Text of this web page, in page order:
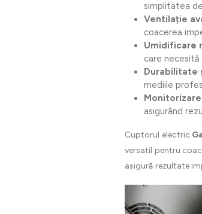
simplitatea
Ventilație
coacerea
Umidificare
care
Durabilitate
mediile
asigurând
Cuptorul electric
versatil pentru
asigură rezultate